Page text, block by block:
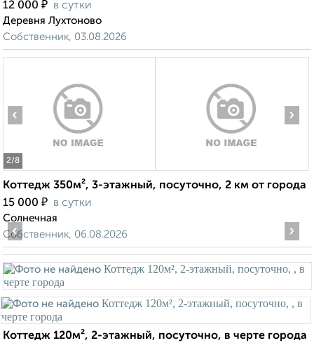
12 000 ₽ в сутки
Деревня Лухтоново
Собственник, 03.08.2026
2/8
‹ ›
Коттедж 350м², 3-этажный, посуточно, 2 км от города
15 000 ₽ в сутки
Солнечная
Собственник, 06.08.2026
‹ ›
Коттедж 120м², 2-этажный, посуточно, в черте города